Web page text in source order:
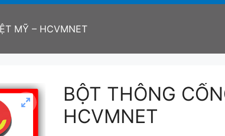
MỸ – HCVMNET
BỘT THÔNG
HCVMNET